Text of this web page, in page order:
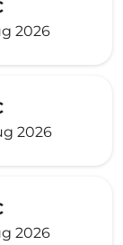
2026
2026
2026